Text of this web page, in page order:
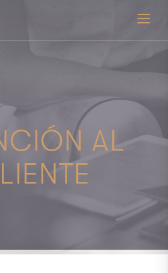
AL